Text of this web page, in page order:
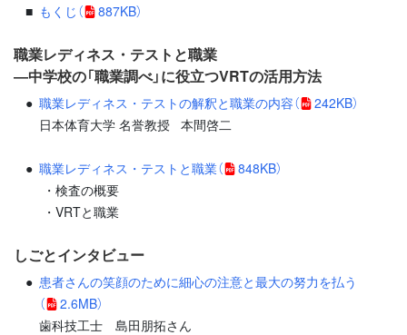
もくじ （ 887KB）
職業レディネス・テストと職業
―中学校の「職業調べ」に役立つVRTの活用方法
職業レディネス・テストの解釈と職業の内容（
242KB）
日本体育大学 名誉教授 本間啓二
職業レディネス・テストと職業（
848KB）
・検査の概要
・VRTと職業
しごとインタビュー
患者さんの笑顔のために細心の注意と最大の努力を払う
（
2.6MB）
歯科技工士 島田朋拓さん